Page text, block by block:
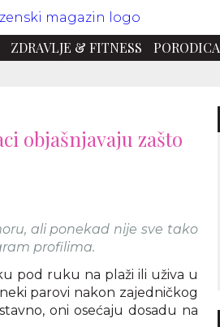
ZDRAVLJE & FITNESS PORODICA
objašnjavaju zašto
ali ponekad nije sve tako
profilima.
pod ruku na plaži ili uživa u
parovi nakon zajedničkog
oni osećaju dosadu na